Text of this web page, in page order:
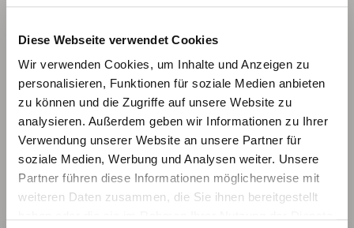
Diese Webseite verwendet Cookies
Wir verwenden Cookies, um Inhalte und Anzeigen zu
personalisieren, Funktionen für soziale Medien anbieten
zu können und die Zugriffe auf unsere Website zu
analysieren. Außerdem geben wir Informationen zu Ihrer
Verwendung unserer Website an unsere Partner für
soziale Medien, Werbung und Analysen weiter. Unsere
Partner führen diese Informationen möglicherweise mit
weiteren Daten zusammen, die Sie ihnen bereitgestellt
Charakteristik:
Dieser Trollinger mit Lemberger erfreut das Auge
durch sein kräftiges, leicht blaustichiges Rot. Das
Aroma nach Johannisbeeren, Erdbeeren und
Sauerkirschen präsentiert sich kräftig und
harmonisch. Auch der Duft vereint eine Palette